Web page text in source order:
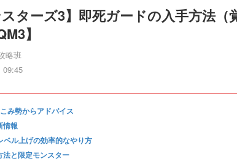
スターズ3】即死ガードの入手方法（
】
略班
09:45
み勢からアドバイス
情報
ベル上げの効率的なやり方
法と限定モンスター